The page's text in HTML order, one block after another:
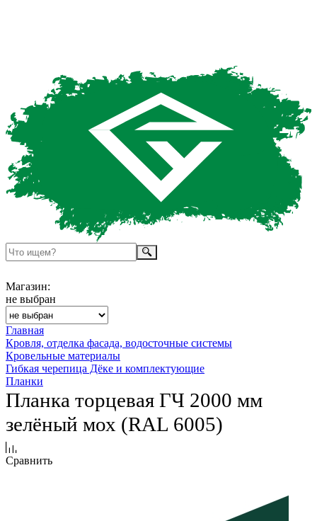
Магазин:
не выбран
Главная
Кровля, отделка фасада, водосточные системы
Кровельные материалы
Гибкая черепица Дёке и комплектующие
Планки
Планка торцевая ГЧ 2000 мм
зелёный мох (RAL 6005)
Сравнить